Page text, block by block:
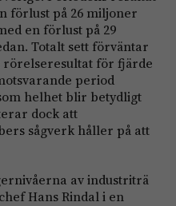
förlust på 26 miljoner
en förlust på 29
Totalt sett förväntar
rörelseresultat för fjärde
period
helhet blir betydligt
dock att
sågverk håller på att
av industriträ
Hans Rindal i en